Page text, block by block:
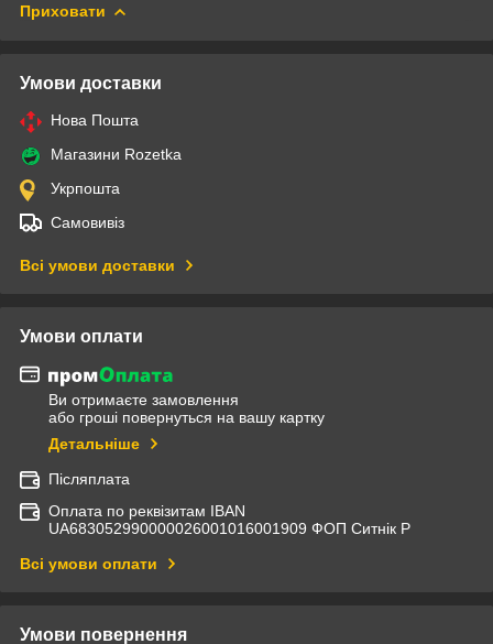
Приховати
Умови доставки
Нова Пошта
Магазини Rozetka
Укрпошта
Самовивіз
Всі умови доставки
Умови оплати
Ви отримаєте замовлення
або гроші повернуться на вашу картку
Детальніше
Післяплата
Оплата по реквізитам IBAN
UА683052990000026001016001909 ФОП Ситнік Р
Всі умови оплати
Умови повернення